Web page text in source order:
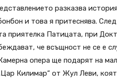
разказва
и това я притеснява.
приятелка Патицата, при
че всъщност не се е
опера ще подарят на
Килимар“ от Жул Леви,